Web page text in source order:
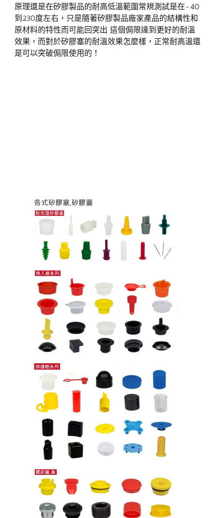
原理還是在矽膠製品的耐高低溫範圍常規測試是在-40
到230度左右，只是隨著矽膠製品廠家產品的結構性和
原材料的特性而可能回突出 這個侷限達到更好的耐溫
效果，而對於矽膠塞的耐溫效果怎麼樣，正常耐高溫還
是可以突破侷限使用的！